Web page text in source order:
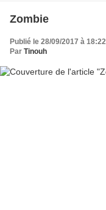
Zombie
Publié le 28/09/2017 à 18:22
Par Tinouh